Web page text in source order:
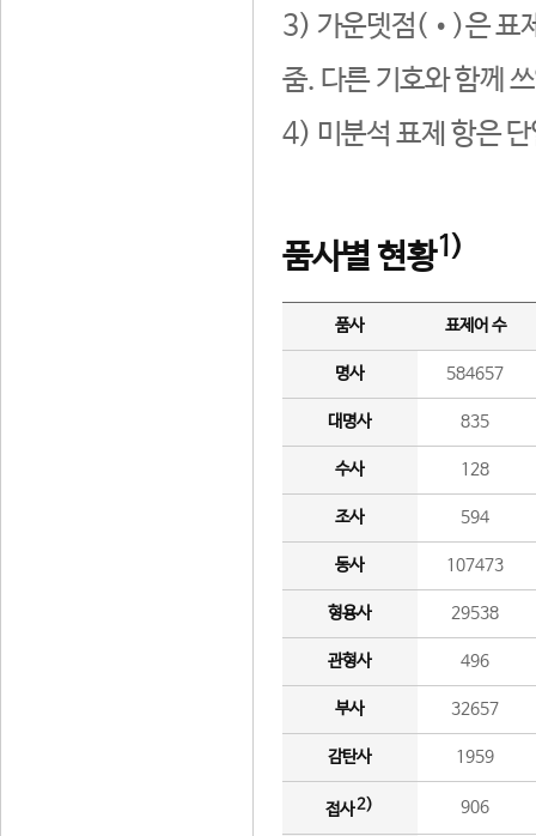
3) 가운뎃점(•)은 표
줌. 다른 기호와 함께
4) 미분석 표제 항은
품사별 현황1)
품사 표제어 수
명사 584657
대명사 835
수사 128
조사 594
동사 107473
형용사 29538
관형사 496
부사 32657
감탄사 1959
접사2) 906